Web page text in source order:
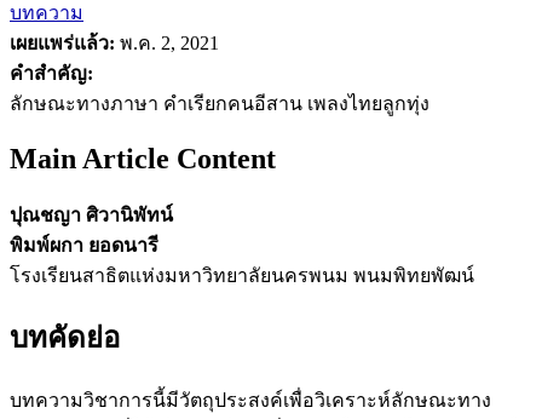
บทความ
เผยแพร่แล้ว: พ.ค. 2, 2021
คำสำคัญ:
ลักษณะทางภาษา คำเรียกคนอีสาน เพลงไทยลูกทุ่ง
Main Article Content
ปุณชญา ศิวานิพัทน์
พิมพ์ผกา ยอดนารี
โรงเรียนสาธิตแห่งมหาวิทยาลัยนครพนม พนมพิทยพัฒน์
บทคัดย่อ
บทความวิชาการนี้มีวัตถุประสงค์เพื่อวิเคราะห์ลักษณะทาง